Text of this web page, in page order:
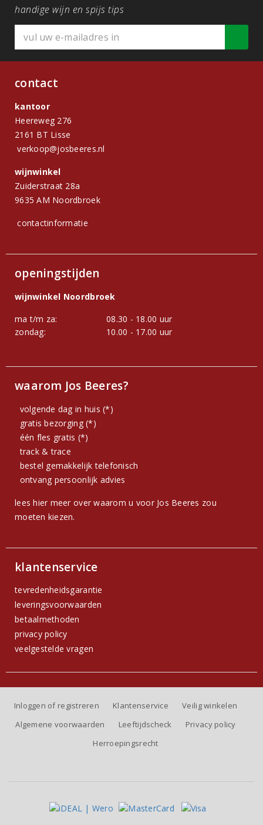
handige wijn en spijs tips
contact
kantoor
Heereweg 276
2161 BT Lisse
verkoop@josbeeres.nl
wijnwinkel
Zuiderstraat 28a
9635 AM Noordbroek
contactinformatie
openingstijden
wijnwinkel Noordbroek
ma t/m za:
08.30 - 18.00 uur
zondag:
10.00 - 17.00 uur
waarom Jos Beeres?
volgende dag in huis (*)
gratis bezorging (*)
één fles gratis (*)
track & trace
bestel gemakkelijk telefonisch
ontvang persoonlijk advies
lees hier meer over waarom u voor Jos Beeres zou
moeten kiezen.
klantenservice
tevredenheidsgarantie
leveringsvoorwaarden
betaalmethoden
privacy policy
veelgestelde vragen
Inloggen of registreren Klantenservice
Veilig winkelen
Algemene voorwaarden
Leeftijdscheck
Privacy policy
Herroepingsrecht